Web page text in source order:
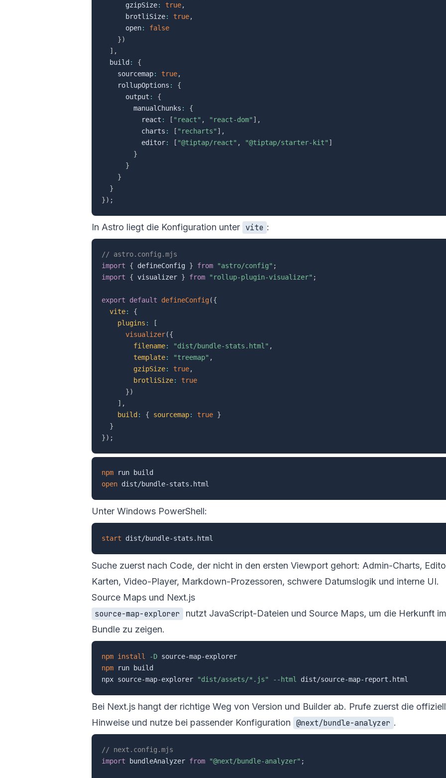
      gzipSize
: true,
      brotliSize
: true,
      open
:
false
})
] ,
  build
:
{
    sourcemap
: true,
    rollupOptions
:
{
      output
:
{
        manualChunks
:
{
          react
: [ "react" , "react-dom" ] ,
          charts
: [ "recharts" ] ,
          editor
: [ "@tiptap/react" , "@tiptap/starter-kit" ]
}
}
}
}
}) ;
In Astro liegt die Konfiguration unter vite :
// astro.config.mjs
import
{ defineConfig } from "astro/config" ;
import
{ visualizer } from "rollup-plugin-visualizer" ;
export default defineConfig({
vite:
{
plugins :
[
visualizer({
filename: "dist/bundle-stats.html" ,
template: "treemap" ,
gzipSize: true,
brotliSize:
true
})
] ,
build : { sourcemap: true }
}
}) ;
npm
open
Unter Windows PowerShell:
start dist/bundle-stats .
Suche zuerst nach Code, der nicht in den ersten Viewport gehort: Admin-Charts,
Karten, Video-Player, Markdown-Prozessoren, schwere Datumslogik und interne UI.
Source Maps und Next.js
source-map-explorer
nutzt JavaScript-Dateien und Source Maps, um die Herkunft im
Bundle zu zeigen.
npm install -D
npm run build
npx source-map-explorer
"dist/assets/*.js" --html
Bei Next.js hangt der richtige Weg von Version und Builder ab. Prufe zuerst die
Hinweise und nutze bei passender Konfiguration @next/bundle-analyzer .
// next.config.mjs
import bundleAnalyzer from "@next/bundle-analyzer" ;